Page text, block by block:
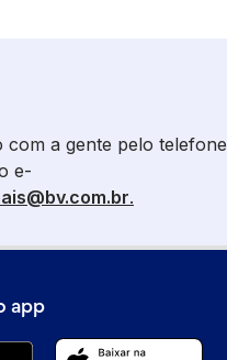
com a gente pelo telefone
e-
.
app